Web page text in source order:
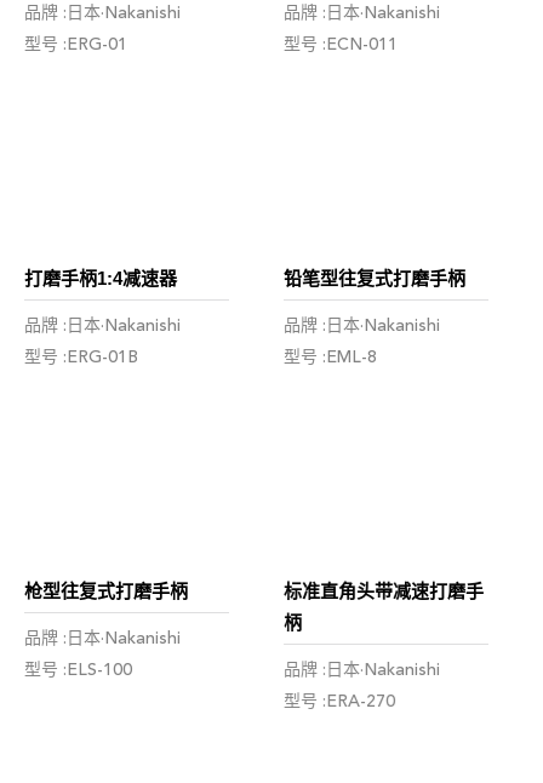
品牌 :日本·Nakanishi
型号 :ERG-01
品牌 :日本·Nakanishi
型号 :ECN-011
打磨手柄1:4减速器
品牌 :日本·Nakanishi
型号 :ERG-01B
铅笔型往复式打磨手柄
品牌 :日本·Nakanishi
型号 :EML-8
枪型往复式打磨手柄
品牌 :日本·Nakanishi
型号 :ELS-100
标准直角头带减速打磨手
柄
品牌 :日本·Nakanishi
型号 :ERA-270